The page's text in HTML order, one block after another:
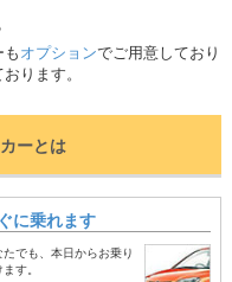
オプションでご用意しており
ります。
ーとは
に乗れます
たでも、本日からお乗り
す。